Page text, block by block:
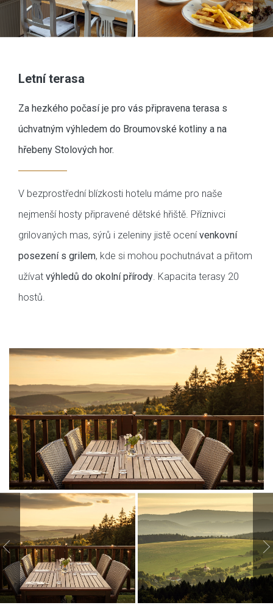
Letní terasa
Za hezkého počasí je pro vás připravena terasa s
úchvatným výhledem do Broumovské kotliny a na
hřebeny Stolových hor.
V bezprostřední blízkosti hotelu máme pro naše
nejmenší hosty připravené dětské hřiště. Příznivci
grilovaných mas, sýrů i zeleniny jistě ocenívenkovní
posezení s grilem, kde si mohou pochutnávat a přitom
užívat výhledů do okolní přírody . Kapacita terasy 20
hostů.